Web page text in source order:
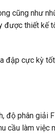
cũng như
thiết kế
đập cực kỳ
phân giải
cầu làm